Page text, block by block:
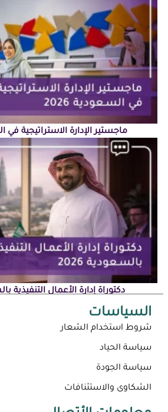
ماجستير الإدارة الاستراتيجية في
دكتوراة إدارة الأعمال التنفيذية
السياسات
شروط استخدام الشعار
سياسة الحياد
سياسة الجودة
الشكاوى والاستئنافات